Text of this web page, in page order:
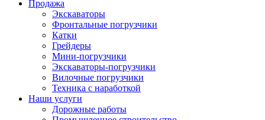
Продажа
Экскаваторы
Фронтальные погрузчики
Катки
Грейдеры
Мини-погрузчики
Экскаваторы-погрузчики
Вилочные погрузчики
Техника с наработкой
Наши услуги
Дорожные работы